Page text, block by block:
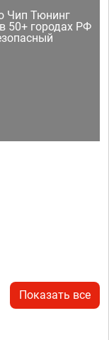
Чип Тюнинг
50+ городах РФ
Показать все